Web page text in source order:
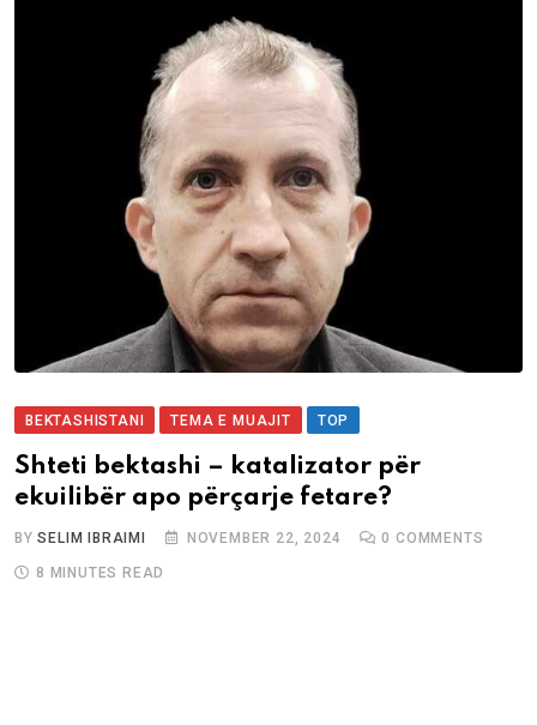
BEKTASHISTANI TEMA E MUAJIT TOP
Shteti bektashi – katalizator për
ekuilibër apo përçarje fetare?
BYSELIM IBRAIMI NOVEMBER 22, 2024 0 COMMENTS
8 MINUTES READ